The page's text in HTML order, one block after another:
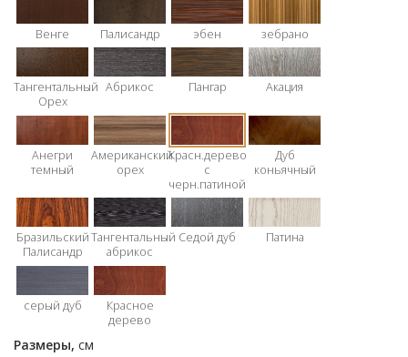
Венге Палисандр эбен зебрано
Тангентальный
Орех
Абрикос Пангар Акация
Анегри
темный
Американский
орех
Красн.дерево
с
черн.патиной
Дуб
коньячный
Бразильский
Палисандр
Тангентальный
абрикос
Седой дуб Патина
серый дуб
Красное
дерево
Размеры, см